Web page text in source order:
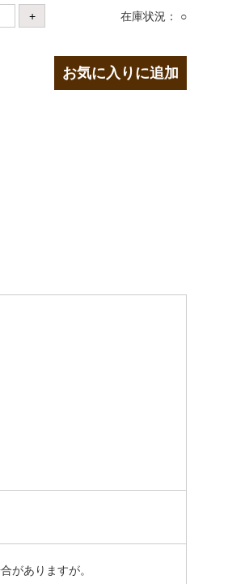
+ 在庫状況： ○
お気に入りに追加
がありますが。